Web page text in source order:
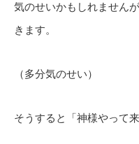
気のせいかもしれません
きます。
（多分気のせい）
そうすると「神様やって